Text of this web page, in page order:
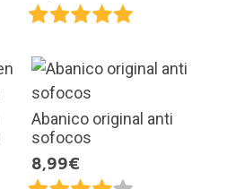
Abanico original anti
sofocos
8,99€